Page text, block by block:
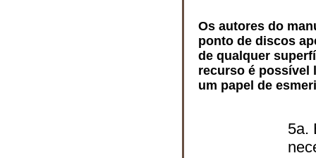
Os autores do
ponto de discos
de qualquer
recurso é possível
um papel de
5a.